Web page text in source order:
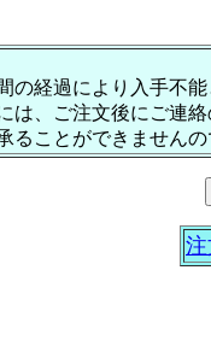
の経過により入手不
は、ご注文後にご連
ることができません